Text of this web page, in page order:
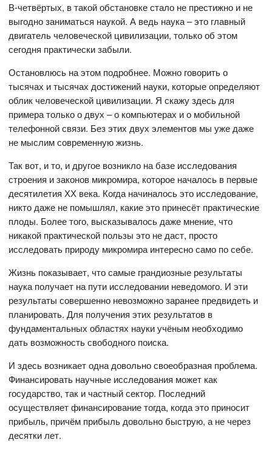
В-четвёртых, в такой обстановке стало не престижно и не
выгодно заниматься наукой. А ведь наука – это главный
двигатель человеческой цивилизации, только об этом
сегодня практически забыли.
Остановлюсь на этом подробнее. Можно говорить о
тысячах и тысячах достижений науки, которые определяют
облик человеческой цивилизации. Я скажу здесь для
примера только о двух – о компьютерах и о мобильной
телефонной связи. Без этих двух элементов мы уже даже
не мыслим современную жизнь.
Так вот, и то, и другое возникло на базе исследования
строения и законов микромира, которое началось в первые
десятилетия ХХ века. Когда начиналось это исследование,
никто даже не помышлял, какие это принесёт практические
плоды. Более того, высказывалось даже мнение, что
никакой практической пользы это не даст, просто
исследовать природу микромира интересно само по себе.
Жизнь показывает, что самые грандиозные результаты
наука получает на пути исследовании неведомого. И эти
результаты совершенно невозможно заранее предвидеть и
планировать. Для получения этих результатов в
фундаментальных областях науки учёным необходимо
дать возможность свободного поиска.
И здесь возникает одна довольно своеобразная проблема.
Финансировать научные исследования может как
государство, так и частный сектор. Последний
осуществляет финансирование тогда, когда это приносит
прибыль, причём прибыль довольно быструю, а не через
десятки лет.